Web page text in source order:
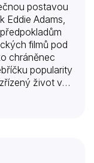
postavou
Eddie Adams,
filmů pod
chráněnec
popularity
život v
na dno…
scénář